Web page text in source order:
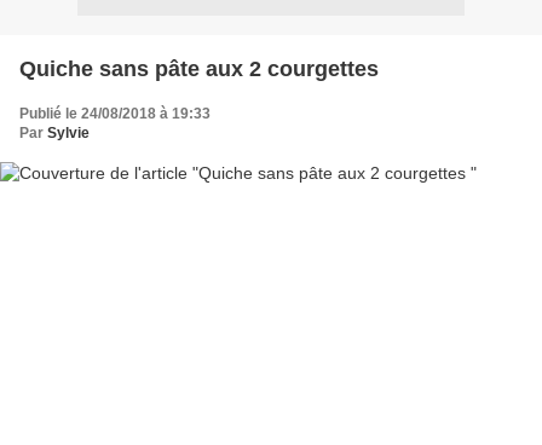
Quiche sans pâte aux 2 courgettes
Publié le 24/08/2018 à 19:33
Par Sylvie